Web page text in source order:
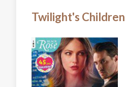
Twilight's Children